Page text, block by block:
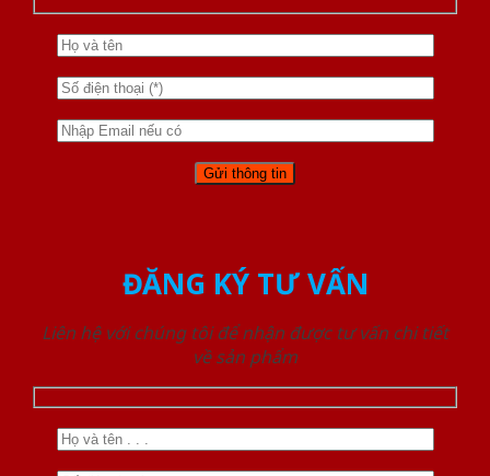
ĐĂNG KÝ TƯ VẤN
Liên hệ với chúng tôi để nhận được tư vấn chi tiết
về sản phẩm